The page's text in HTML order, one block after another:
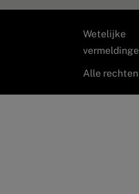
Wetelijke
Alle